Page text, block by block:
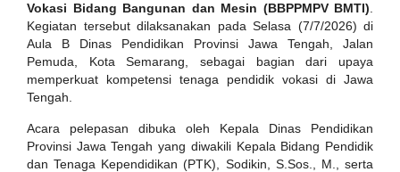
Vokasi Bidang Bangunan dan Mesin (BBPPMPV BMTI)
Kegiatan tersebut dilaksanakan pada Selasa (7/7/2026) di
Aula B Dinas Pendidikan Provinsi Jawa Tengah, Jalan
Pemuda, Kota Semarang, sebagai bagian dari upaya
memperkuat kompetensi tenaga pendidik vokasi di Jawa
Tengah.
Acara pelepasan dibuka oleh Kepala Dinas Pendidikan
Provinsi Jawa Tengah yang diwakili Kepala Bidang Pendidik
dan Tenaga Kependidikan (PTK), Sodikin, S.Sos., M., serta